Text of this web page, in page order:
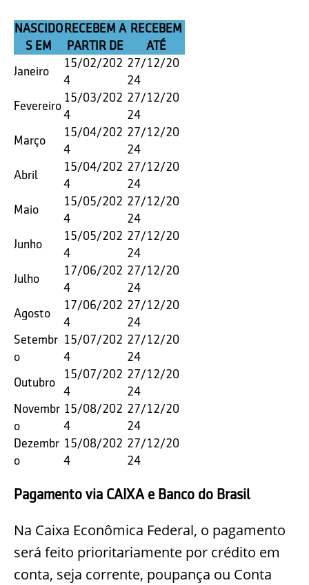
NASCIDO
S EM
RECEBEM A
PARTIR DE
RECEBEM
ATÉ
Janeiro
15/02/202
4
27/12/20
24
Fevereiro
15/03/202
4
27/12/20
24
Março
15/04/202
4
27/12/20
24
Abril
15/04/202
4
27/12/20
24
Maio
15/05/202
4
27/12/20
24
Junho
15/05/202
4
27/12/20
24
Julho
17/06/202
4
27/12/20
24
Agosto
17/06/202
4
27/12/20
24
Setembr
o
15/07/202
4
27/12/20
24
Outubro
15/07/202
4
27/12/20
24
Novembr
o
15/08/202
4
27/12/20
24
Dezembr
o
15/08/202
4
27/12/20
24
Pagamento via CAIXA e Banco do Brasil
Na Caixa Econômica Federal, o pagamento
será feito prioritariamente por crédito em
conta, seja corrente, poupança ou Conta